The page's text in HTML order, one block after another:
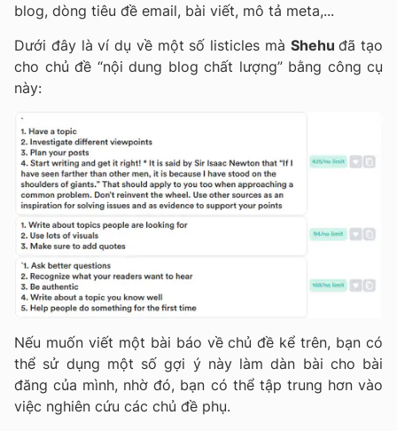
blog, dòng tiêu đề email, bài viết, mô tả meta,...
Dưới đây là ví dụ về một số listicles mà Shehuđã tạo
cho chủ đề “nội dung blog chất lượng” bằng công cụ
này:
Nếu muốn viết một bài báo về chủ đề kể trên, bạn có
thể sử dụng một số gợi ý này làm dàn bài cho bài
đăng của mình, nhờ đó, bạn có thể tập trung hơn vào
việc nghiên cứu các chủ đề phụ.